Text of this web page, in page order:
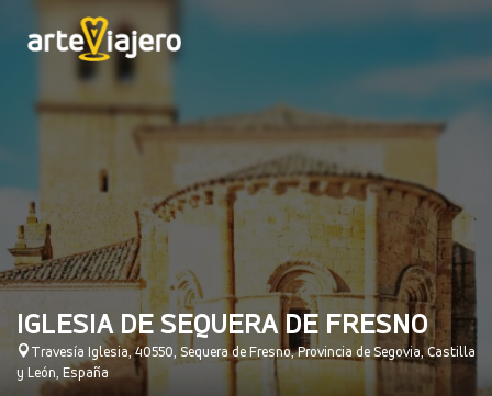
IGLESIA DE SEQUERA DE FRESNO
Travesía Iglesia, 40550, Sequera de Fresno, Provincia de Segovia, Castilla
y León, España